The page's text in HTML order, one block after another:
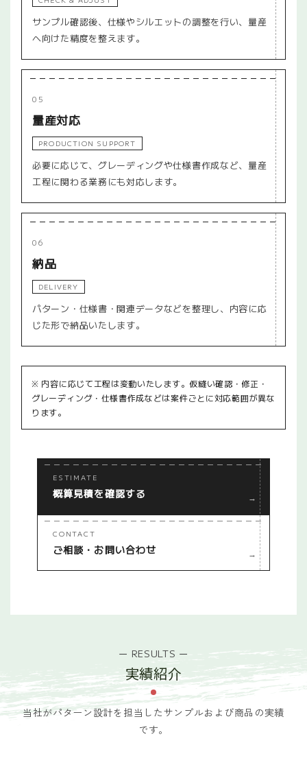
サンプル確認後、仕様やシルエットの調整を行い、量産
へ向けた精度を整えます。
05
量産対応
PRODUCTION SUPPORT
必要に応じて、グレーディングや仕様書作成など、量産
工程に関わる業務にも対応します。
06
納品
DELIVERY
パターン・仕様書・関連データなどを整理し、内容に応
じた形で納品いたします。
※ 内容に応じて工程は変動いたします。仮縫い確認・修正・
グレーディング・仕様書作成などは案件ごとに対応範囲が異な
ります。
ESTIMATE
概算見積を確認する →
CONTACT
ご相談・お問い合わせ →
ー RESULTS ー
実績紹介
当社がパターン設計を担当したサンプルおよび商品の実績
です。